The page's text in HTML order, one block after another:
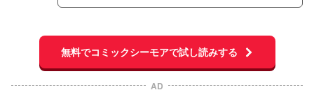
無料でコミックシーモアで試し読みする
AD